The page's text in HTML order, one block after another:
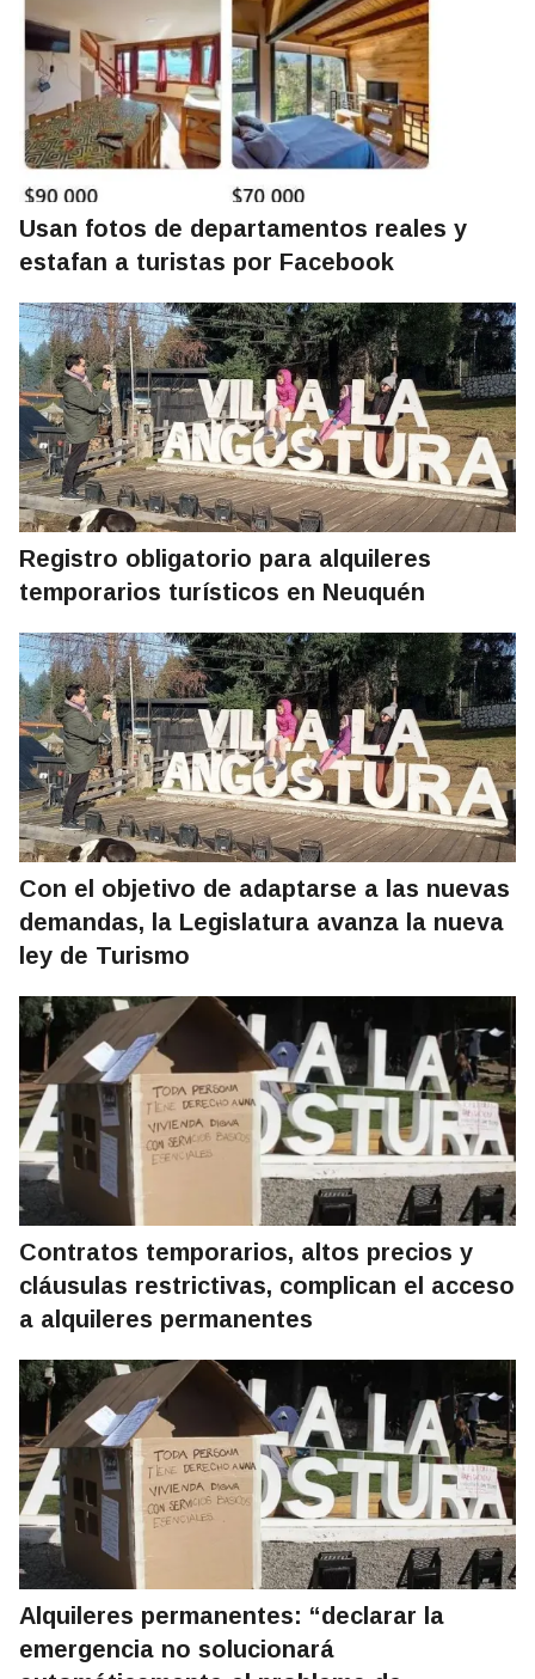
Usan fotos de departamentos reales y
estafan a turistas por Facebook
Registro obligatorio para alquileres
temporarios turísticos en Neuquén
Con el objetivo de adaptarse a las nuevas
demandas, la Legislatura avanza la nueva
ley de Turismo
Contratos temporarios, altos precios y
cláusulas restrictivas, complican el acceso
a alquileres permanentes
Alquileres permanentes: “declarar la
emergencia no solucionará